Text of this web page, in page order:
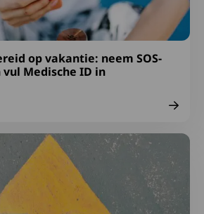
op vakantie: neem SOS-
Medische ID in
over gepast gebruik FA-